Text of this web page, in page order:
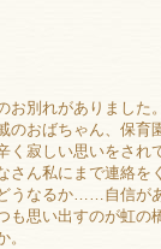
別れがありました。
のおばちゃん、保育
く寂しい思いをされ
さん私にまで連絡を
うなるか……自信が
も思い出すのが虹の